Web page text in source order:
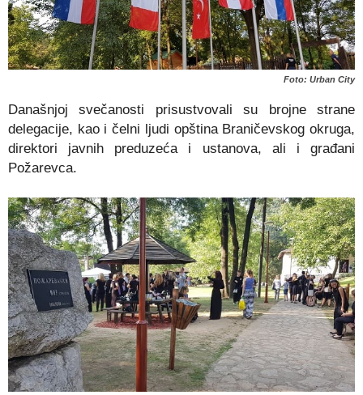
Foto: Urban City
Današnjoj svečanosti prisustvovali su brojne strane
delegacije, kao i čelni ljudi opština Braničevskog okruga,
direktori javnih preduzeća i ustanova, ali i građani
Požarevca.